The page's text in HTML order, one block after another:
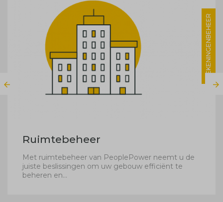
TEKENINGENBEHEER
Ruimtebeheer
Met ruimtebeheer van PeoplePower neemt u de
juiste beslissingen om uw gebouw efficiënt te
beheren en...